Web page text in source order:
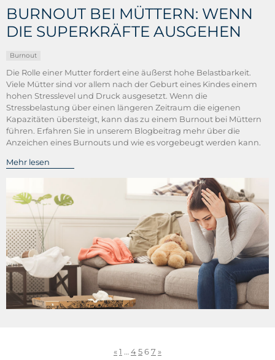
BURNOUT BEI MÜTTERN: WENN
DIE SUPERKRÄFTE AUSGEHEN
Burnout
Die Rolle einer Mutter fordert eine äußerst hohe Belastbarkeit.
Viele Mütter sind vor allem nach der Geburt eines Kindes einem
hohen Stresslevel und Druck ausgesetzt. Wenn die
Stressbelastung über einen längeren Zeitraum die eigenen
Kapazitäten übersteigt, kann das zu einem Burnout bei Müttern
führen. Erfahren Sie in unserem Blogbeitrag mehr über die
Anzeichen eines Burnouts und wie es vorgebeugt werden kann.
Mehr lesen
«1 … 4567 »